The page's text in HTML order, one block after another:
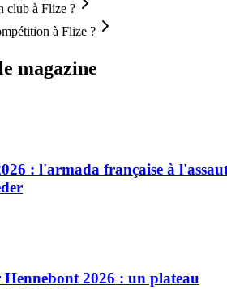
club à Flize ?
à Flize ?
magazine
: l'armada française à
2026 : un plateau